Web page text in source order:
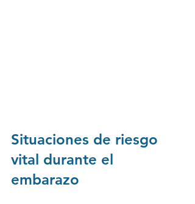
Situaciones de riesgo
vital durante el
embarazo